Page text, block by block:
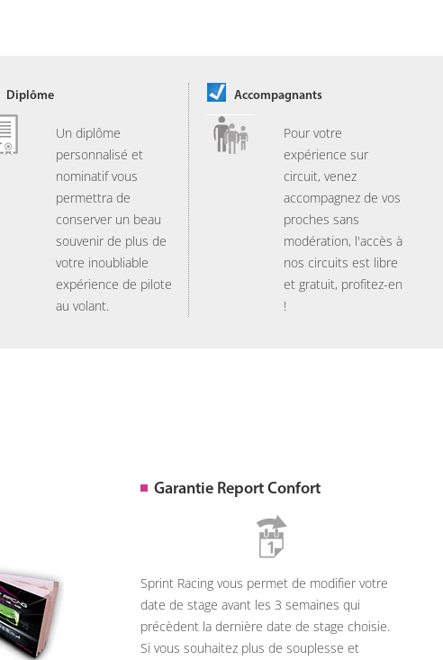
Diplôme
Un diplôme
personnalisé et
nominatif vous
permettra de
conserver un beau
souvenir de plus de
votre inoubliable
expérience de pilote
au volant.
Accompagnants
Pour votre
expérience sur
circuit, venez
accompagnez de vos
proches sans
modération, l'accès à
nos circuits est libre
et gratuit, profitez-en
!
Garantie Report Confort
Sprint Racing vous permet de modifier votre
date de stage avant les 3 semaines qui
précèdent la dernière date de stage choisie.
Si vous souhaitez plus de souplesse et